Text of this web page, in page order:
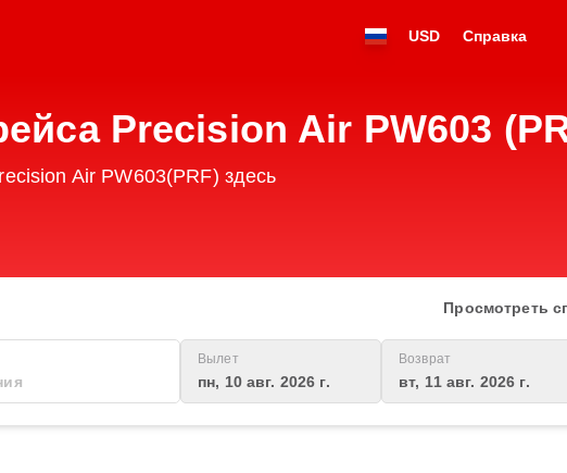
USD Справка
Precision Air PW603
Air PW603(PRF) здесь
Просмотреть
Вылет
пн, 10 авг. 2026 г.
Возврат
вт, 11 авг. 2026 г.